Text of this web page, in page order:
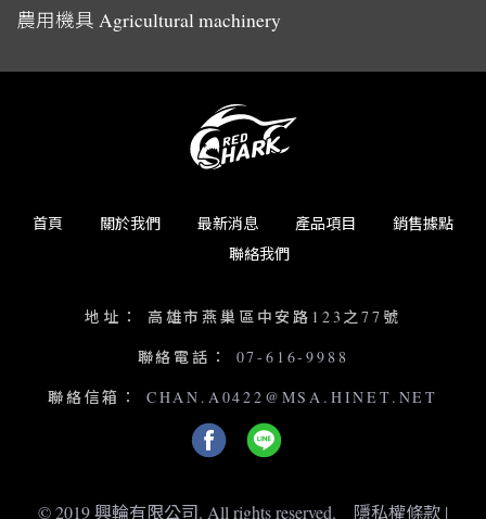
農用機具 Agricultural machinery
首頁 關於我們 最新消息 產品項目
銷售據點
聯絡我們
地址：
高雄市燕巢區中安路123之77號
聯絡電話：
07-616-9988
聯絡信箱： CHAN.A0422@MSA.HINET.NET
© 2019 興輪有限公司. All rights reserved. 隱私權條款 |